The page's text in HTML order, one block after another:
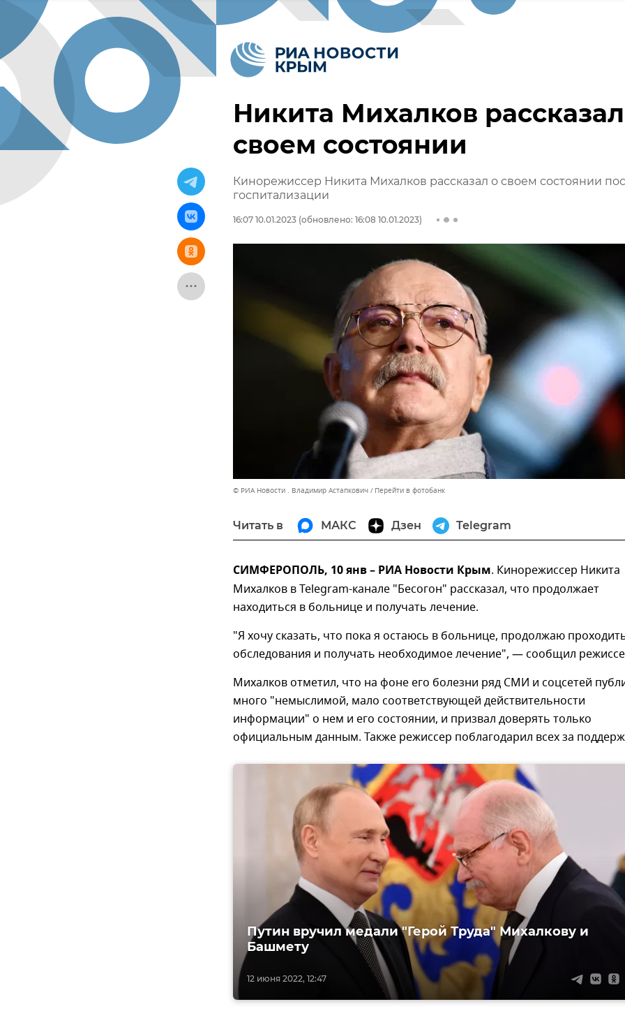
Никита Михалков
своем состоянии
Кинорежиссер Никита Михалков рассказал о своем состоянии
госпитализации
16:07 10.01.2023 (обновлено: 16:08 10.01.2023)
© РИА Новости . Владимир Астапкович Перейти в фотобанк
Читать в МАКС Дзен Telegram
СИМФЕРОПОЛЬ, 10 янв – РИА Новости Крым. Кинорежиссер Никита
Михалков в Telegram-канале "Бесогон" рассказал, что продолжает
находиться в больнице и получать лечение.
"Я хочу сказать, что пока я остаюсь в больнице, продолжаю
обследования и получать необходимое лечение", — сообщил
Михалков отметил, что на фоне его болезни ряд СМИ и соцсетей
много "немыслимой, мало соответствующей действительности
информации" о нем и его состоянии, и призвал доверять только
официальным данным. Также режиссер поблагодарил всех за
12 июня 2022, 12:47
Путин вручил медали "Герой Труда" Михалкову и
Башмету